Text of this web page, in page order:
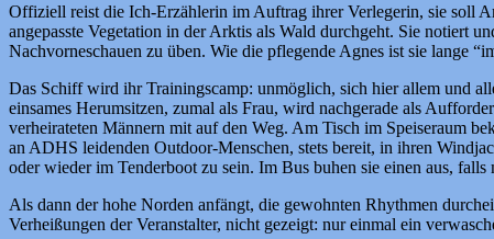
Offiziell reist die Ich-Erzählerin im Auftrag ihrer Verlegerin, sie soll
angepasste Vegetation in der Arktis als Wald durchgeht. Sie notiert
Nachvorneschauen zu üben. Wie die pflegende Agnes ist sie lange
Das Schiff wird ihr Trainingscamp: unmöglich, sich hier allem und
einsames Herumsitzen, zumal als Frau, wird nachgerade als
verheirateten Männern mit auf den Weg. Am Tisch im Speiseraum
an ADHS leidenden Outdoor-Menschen, stets bereit, in ihren
oder wieder im Tenderboot zu sein. Im Bus buhen sie einen aus, falls
Als dann der hohe Norden anfängt, die gewohnten Rhythmen
Verheißungen der Veranstalter, nicht gezeigt: nur einmal ein